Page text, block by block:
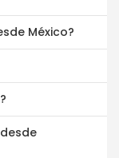
México?